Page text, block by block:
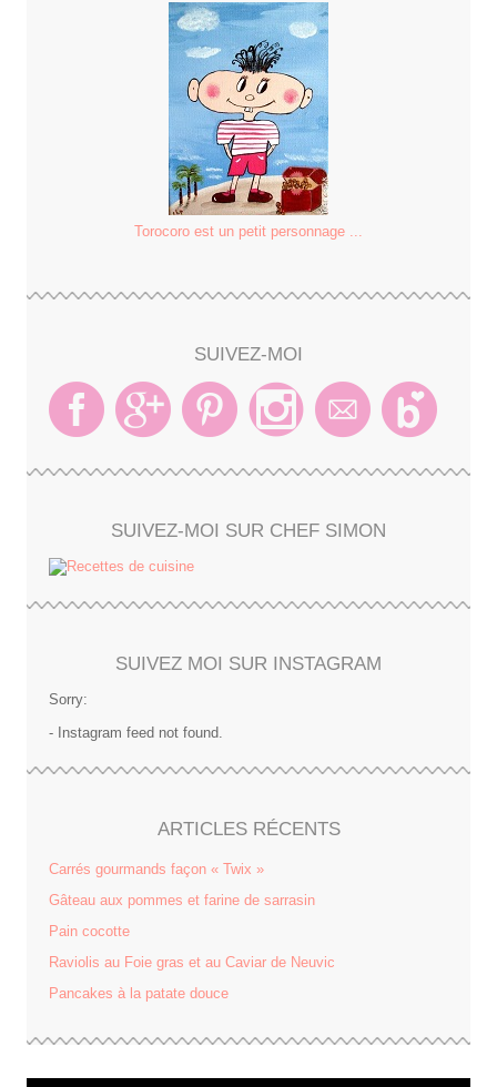
Torocoro est un petit personnage ...
SUIVEZ-MOI
SUIVEZ-MOI SUR CHEF SIMON
SUIVEZ MOI SUR INSTAGRAM
Sorry:
- Instagram feed not found.
ARTICLES RÉCENTS
Carrés gourmands façon « Twix »
Gâteau aux pommes et farine de sarrasin
Pain cocotte
Raviolis au Foie gras et au Caviar de Neuvic
Pancakes à la patate douce